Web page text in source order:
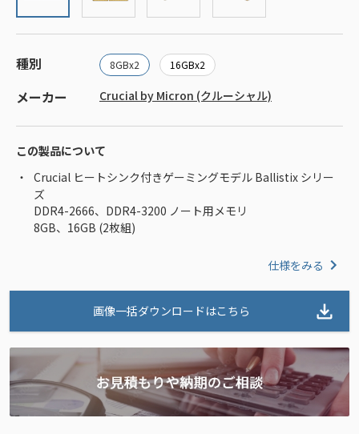
種別 8GBx2 16GBx2
メーカー Crucial by Micron (クルーシャル)
この製品について
Crucial ヒートシンク付きゲーミングモデル Ballistix シリー
ズ
DDR4-2666、DDR4-3200 ノート用メモリ
8GB、16GB (2枚組)
仕様をみる
画像一括ダウンロードはこちら